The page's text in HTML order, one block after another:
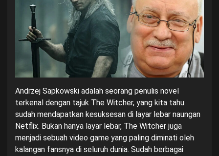
Andrzej Sapkowski adalah seorang penulis novel
terkenal dengan tajuk The Witcher, yang kita tahu
sudah mendapatkan kesuksesan di layar lebar naungan
Netflix. Bukan hanya layar lebar, The Witcher juga
menjadi sebuah video game yang paling diminati oleh
kalangan fansnya di seluruh dunia. Sudah berbagai